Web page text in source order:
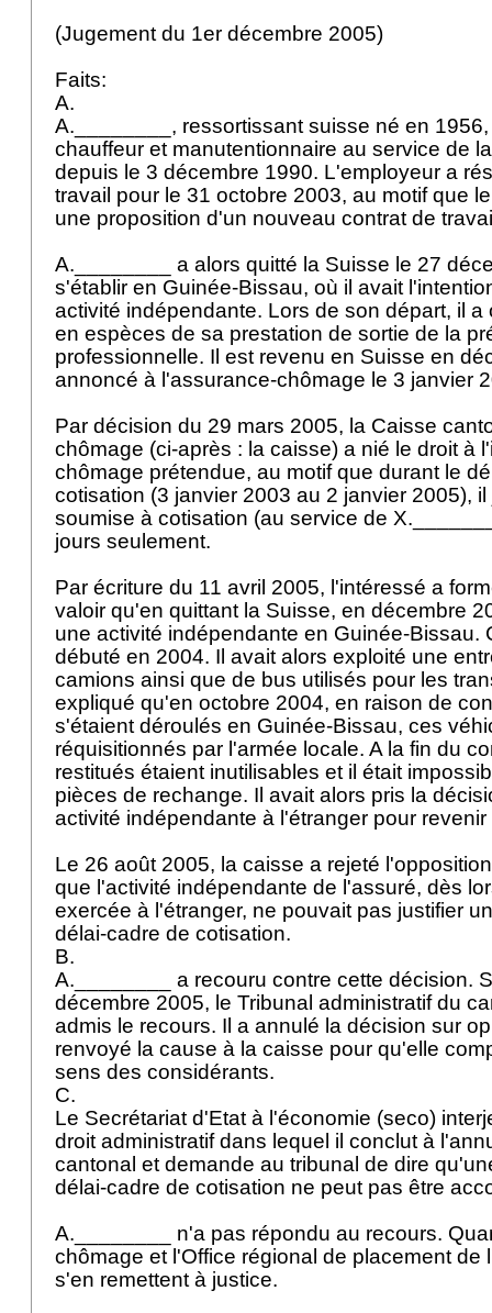
(Jugement du 1er décembre 2005)
Faits:
A.
A.________, ressortissant suisse né en
chauffeur et manutentionnaire au service de
depuis le 3 décembre 1990. L'employeur a
travail pour le 31 octobre 2003, au motif que
une proposition d'un nouveau contrat de
A.________ a alors quitté la Suisse le 27
s'établir en Guinée-Bissau, où il avait
activité indépendante. Lors de son départ, il
en espèces de sa prestation de sortie de la
professionnelle. Il est revenu en Suisse en
annoncé à l'assurance-chômage le 3 janvier
Par décision du 29 mars 2005, la Caisse
chômage (ci-après : la caisse) a nié le droit à
chômage prétendue, au motif que durant le
cotisation (3 janvier 2003 au 2 janvier 2005),
soumise à cotisation (au service de
jours seulement.
Par écriture du 11 avril 2005, l'intéressé a
valoir qu'en quittant la Suisse, en décembre
une activité indépendante en Guinée-Bissau.
débuté en 2004. Il avait alors exploité une
camions ainsi que de bus utilisés pour les
expliqué qu'en octobre 2004, en raison de
s'étaient déroulés en Guinée-Bissau, ces
réquisitionnés par l'armée locale. A la fin du
restitués étaient inutilisables et il était
pièces de rechange. Il avait alors pris la
activité indépendante à l'étranger pour
Le 26 août 2005, la caisse a rejeté
que l'activité indépendante de l'assuré, dès
exercée à l'étranger, ne pouvait pas justifier
délai-cadre de cotisation.
B.
A.________ a recouru contre cette décision.
décembre 2005, le Tribunal administratif du
admis le recours. Il a annulé la décision sur
renvoyé la cause à la caisse pour qu'elle
sens des considérants.
C.
Le Secrétariat d'Etat à l'économie (seco)
droit administratif dans lequel il conclut à
cantonal et demande au tribunal de dire
délai-cadre de cotisation ne peut pas être
A.________ n'a pas répondu au recours.
chômage et l'Office régional de placement de
s'en remettent à justice.